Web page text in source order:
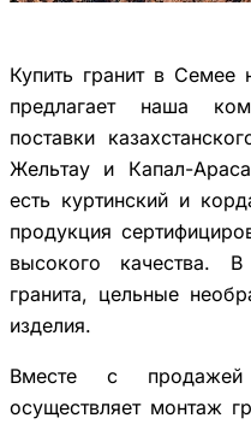
Купить гранит в Семее
предлагает наша
поставки
Жельтау и Капал-
есть куртинский и
продукция
высокого качества.
гранита, цельные
изделия.
Вместе с
осуществляет монтаж